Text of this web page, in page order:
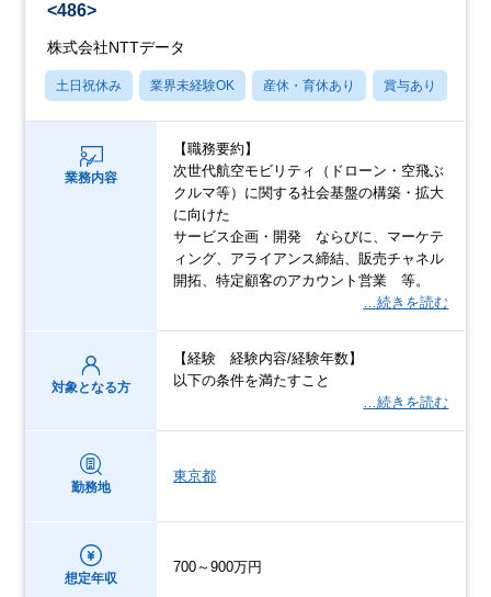
<486>
株式会社NTTデータ
土日祝休み 業界未経験OK 産休・育休あり 賞与あり
業務内容
【職務要約】
次世代航空モビリティ（ドローン・空飛ぶ
クルマ等）に関する社会基盤の構築・拡大
に向けた
サービス企画・開発 ならびに、マーケテ
ィング、アライアンス締結、販売チャネル
開拓、特定顧客のアカウント営業 等。
…続きを読む
対象となる方
【経験 経験内容/経験年数】
以下の条件を満たすこと
…続きを読む
勤務地
東京都
想定年収
700～900万円